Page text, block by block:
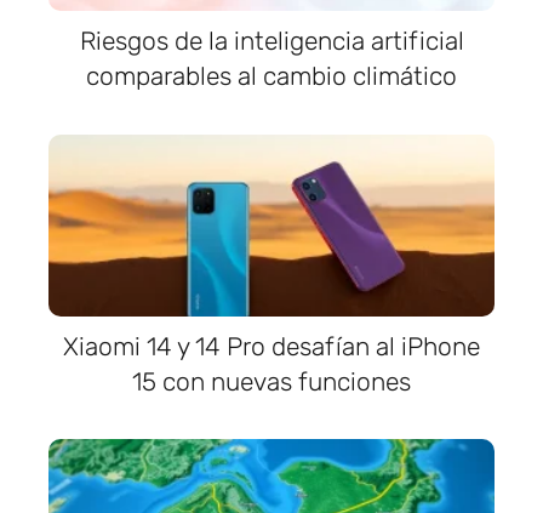
Riesgos de la inteligencia artificial
comparables al cambio climático
Xiaomi 14 y 14 Pro desafían al iPhone
15 con nuevas funciones